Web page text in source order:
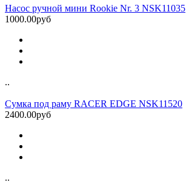
Насос ручной мини Rookie Nr. 3 NSK11035
1000.00руб
..
Сумка под раму RACER EDGE NSK11520
2400.00руб
..